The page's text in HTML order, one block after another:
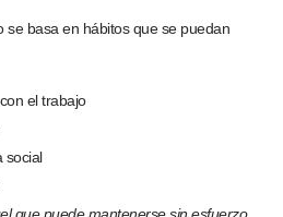
se basa en hábitos que se puedan
el trabajo
social